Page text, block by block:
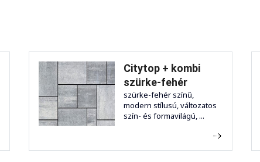
Citytop + kombi
szürke-fehér
szürke-fehér színű,
modern stílusú, változatos
szín- és formavilágú, ...